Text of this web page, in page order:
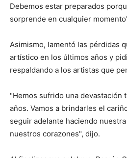
Debemos estar preparados
sorprende en cualquier
Asimismo, lamentó las pérdidas
artístico en los últimos años y
respaldando a los artistas que
"Hemos sufrido una devastación
años. Vamos a brindarles el
seguir adelante haciendo
nuestros corazones", dijo.